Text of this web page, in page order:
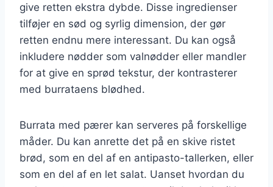
give retten ekstra dybde. Disse ingredienser
tilføjer en sød og syrlig dimension, der gør
retten endnu mere interessant. Du kan også
inkludere nødder som valnødder eller mandler
for at give en sprød tekstur, der kontrasterer
med burrataens blødhed.
Burrata med pærer kan serveres på forskellige
måder. Du kan anrette det på en skive ristet
brød, som en del af en antipasto-tallerken, eller
som en del af en let salat. Uanset hvordan du